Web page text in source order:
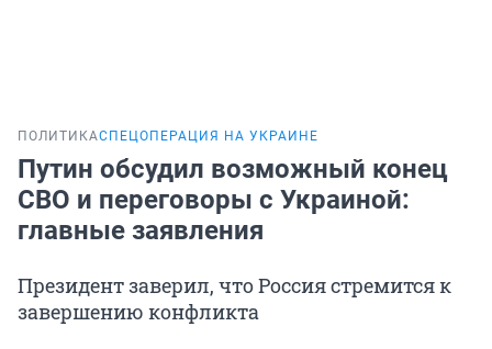
ПОЛИТИКАСПЕЦОПЕРАЦИЯ НА УКРАИНЕ
Путин обсудил возможный конец
СВО и переговоры с Украиной:
главные заявления
Президент заверил, что Россия стремится к
завершению конфликта